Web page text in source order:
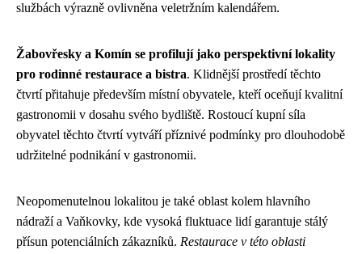
službách výrazně ovlivněna veletržním kalendářem.
Žabovřesky a Komín se profilují jako perspektivní lokality
pro rodinné restaurace a bistra. Klidnější prostředí těchto
čtvrtí přitahuje především místní obyvatele, kteří oceňují kvalitní
gastronomii v dosahu svého bydliště. Rostoucí kupní síla
obyvatel těchto čtvrtí vytváří příznivé podmínky pro dlouhodobě
udržitelné podnikání v gastronomii.
Neopomenutelnou lokalitou je také oblast kolem hlavního
nádraží a Vaňkovky, kde vysoká fluktuace lidí garantuje stálý
přísun potenciálních zákazníků. Restaurace v této oblasti